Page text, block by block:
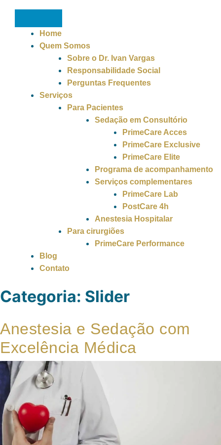
Home
Quem Somos
Sobre o Dr. Ivan Vargas
Responsabilidade Social
Perguntas Frequentes
Serviços
Para Pacientes
Sedação em Consultório
PrimeCare Acces
PrimeCare Exclusive
PrimeCare Elite
Programa de acompanhamento
Serviços complementares
PrimeCare Lab
PostCare 4h
Anestesia Hospitalar
Para cirurgiões
PrimeCare Performance
Blog
Contato
Categoria: Slider
Anestesia e Sedação com
Excelência Médica